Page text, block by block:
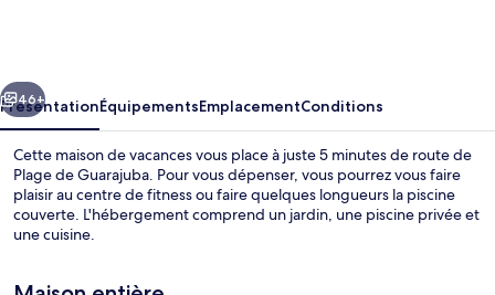
na
Areia
Suivant
46+
PrésentationÉquipementsEmplacementConditions
Cette maison de vacances vous place à juste 5 minutes de route de
Plage de Guarajuba. Pour vous dépenser, vous pourrez vous faire
plaisir au centre de fitness ou faire quelques longueurs la piscine
couverte. L'hébergement comprend un jardin, une piscine privée et
une cuisine.